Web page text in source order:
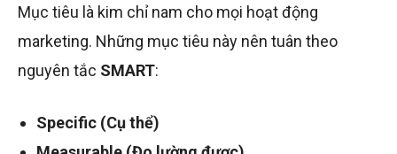
Mục tiêu là kim chỉ nam cho mọi hoạt động
marketing. Những mục tiêu này nên tuân theo
nguyên tắc SMART:
Specific (Cụ thể)